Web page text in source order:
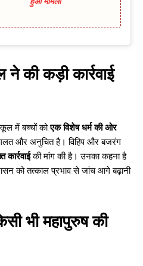
की कड़ी कार्रवाई
में बच्चों कोएक विशेष धर्म की ओर
गलत और अनुचित है। विहिप और बजरंग
की मांग की है। उनका कहना है
को तत्काल प्रभाव से जांच आगे बढ़ानी
भी महापुरुष की